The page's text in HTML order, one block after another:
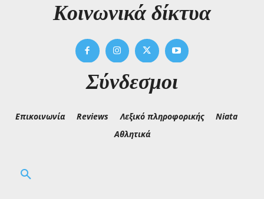
Kοινωνικά δίκτυα
Σύνδεσμοι
Επικοινωνία Reviews Λεξικό πληροφορικής
Niata
Αθλητικά